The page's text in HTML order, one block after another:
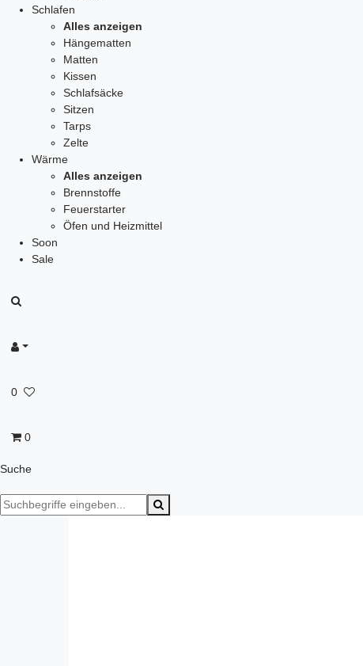
Schlafen
Alles anzeigen
Hängematten
Matten
Kissen
Schlafsäcke
Sitzen
Tarps
Zelte
Wärme
Alles anzeigen
Brennstoffe
Feuerstarter
Öfen und Heizmittel
Soon
Sale
0
0
Suche